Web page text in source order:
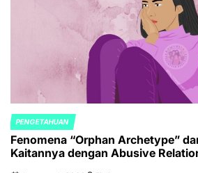
POSTED
IN
PENGETAHUAN
Fenomena “Orphan Archetype”
Kaitannya dengan Abusive